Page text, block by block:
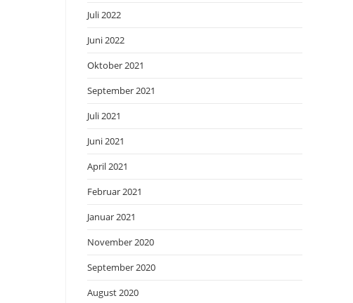
Juli 2022
Juni 2022
Oktober 2021
September 2021
Juli 2021
Juni 2021
April 2021
Februar 2021
Januar 2021
November 2020
September 2020
August 2020